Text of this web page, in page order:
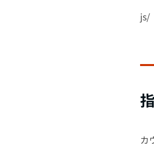
js/
カ